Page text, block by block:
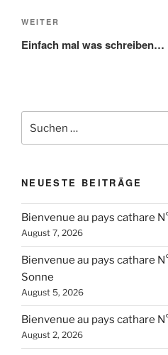
Nächster
Beitrag
WEITER
Einfach mal was schreiben…
nach:
NEUESTE BEITRÄGE
Bienvenue au pays cathare
August 7, 2026
Bienvenue au pays cathare
Sonne
August 5, 2026
Bienvenue au pays cathare
August 2, 2026